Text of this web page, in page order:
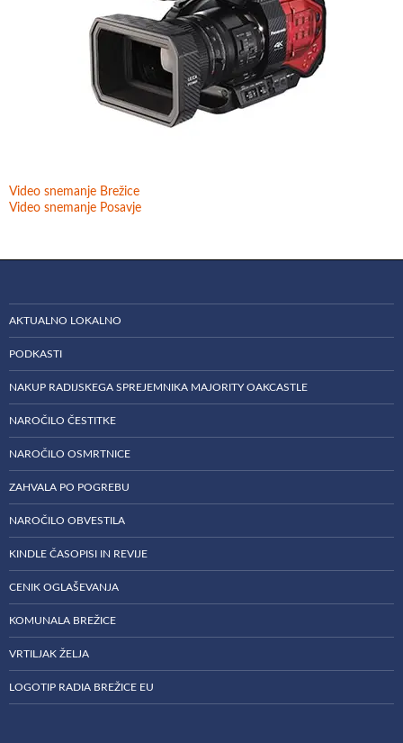
Video snemanje Brežice
Video snemanje Posavje
AKTUALNO LOKALNO
PODKASTI
NAKUP RADIJSKEGA SPREJEMNIKA MAJORITY OAKCASTLE
NAROČILO ČESTITKE
NAROČILO OSMRTNICE
ZAHVALA PO POGREBU
NAROČILO OBVESTILA
KINDLE ČASOPISI IN REVIJE
CENIK OGLAŠEVANJA
KOMUNALA BREŽICE
VRTILJAK ŽELJA
LOGOTIP RADIA BREŽICE EU